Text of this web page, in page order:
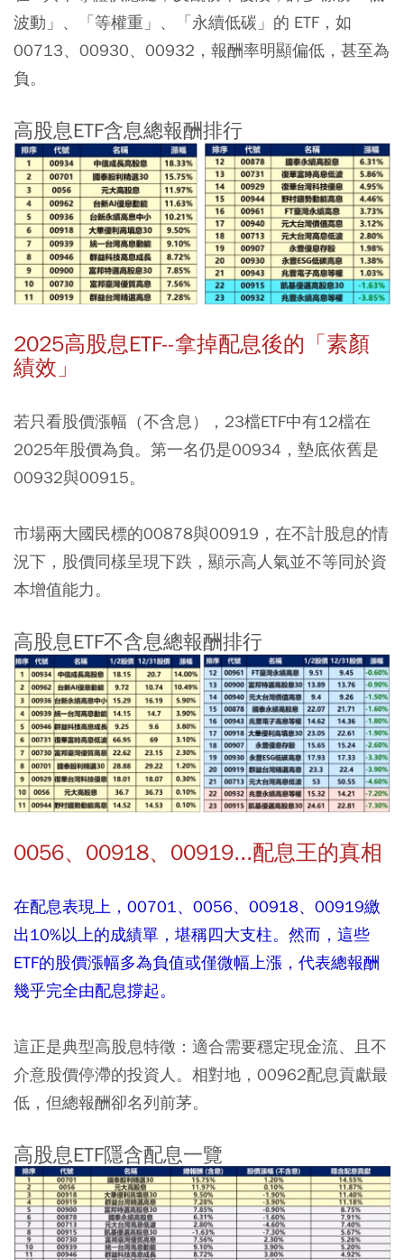
波動」、「等權重」、「永續低碳」的 ETF，如
00713、00930、00932，報酬率明顯偏低，甚至為
負。
高股息ETF含息總報酬排行
2025高股息ETF--拿掉配息後的「素顏
績效」
若只看股價漲幅（不含息），23檔ETF中有12檔在
2025年股價為負。第一名仍是00934，墊底依舊是
00932與00915。
市場兩大國民標的00878與00919，在不計股息的情
況下，股價同樣呈現下跌，顯示高人氣並不等同於資
本增值能力。
高股息ETF不含息總報酬排行
0056、00918、00919...配息王的真相
在配息表現上，00701、0056、00918、00919繳
出10%以上的成績單，堪稱四大支柱。然而，這些
ETF的股價漲幅多為負值或僅微幅上漲，代表總報酬
幾乎完全由配息撐起。
這正是典型高股息特徵：適合需要穩定現金流、且不
介意股價停滯的投資人。相對地，00962配息貢獻最
低，但總報酬卻名列前茅。
高股息ETF隱含配息一覽